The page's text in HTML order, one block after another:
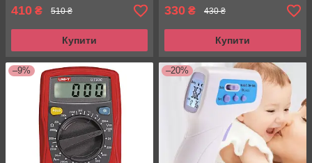
410 ₴ 510 ₴
Купити
330 ₴ 430 ₴
Купити
–9% –20%